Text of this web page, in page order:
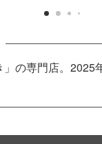
」の専門店。2025